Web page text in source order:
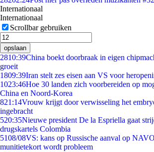
Internationaal
Internationaal
Scrollbar gebruiken
opslaan
2810:39China boekt doorbraak in eigen
groeit
1809:39Iran stelt zes eisen aan VS voor
1023:46Hoe 30 landen zich voorbereiden op
China en Noord-Korea
821:14Vrouw krijgt door verwisseling het
ingebracht
520:35Nieuwe president De la Espriella gaat
drugskartels Colombia
5108/08VS: kans op Russische aanval op
munitietekort wordt probleem